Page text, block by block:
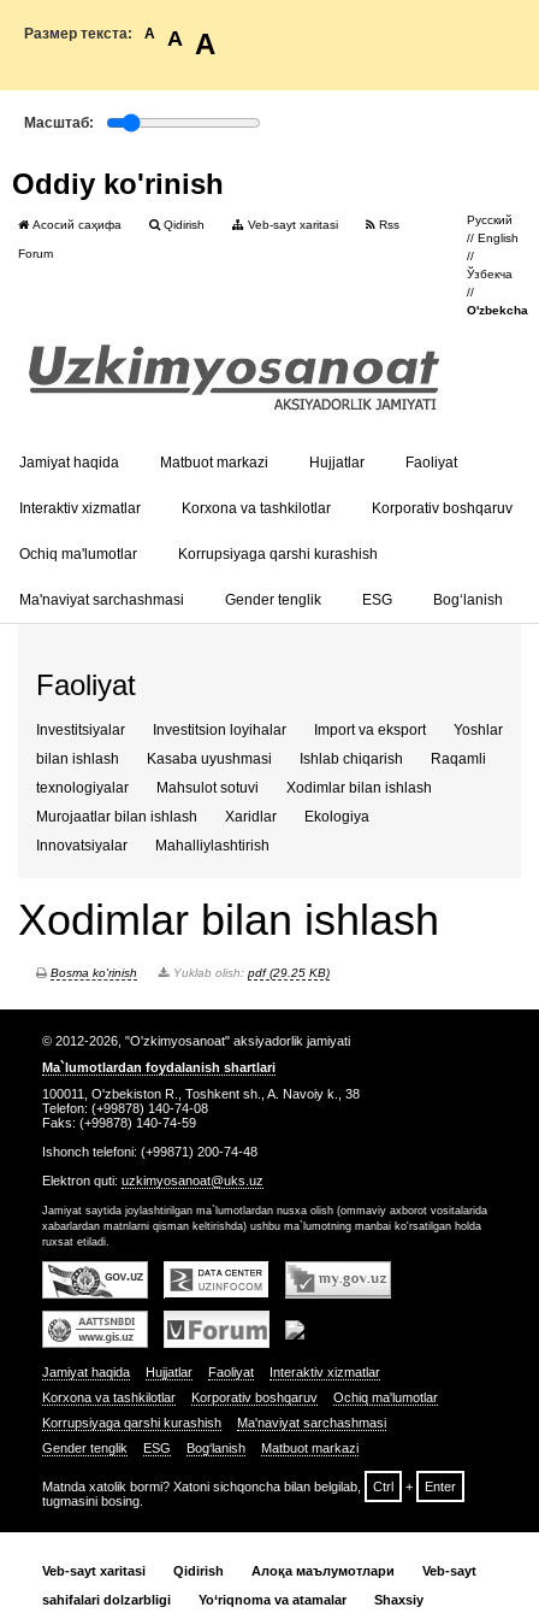
Размер текста: A A A
Масштаб:
Oddiy ko'rinish
Асосий саҳифа Qidirish Veb-sayt xaritasi Rss
Forum
Русский
//English
//
Ўзбекча
//
O'zbekcha
Jamiyat haqida Matbuot markazi Hujjatlar Faoliyat
Interaktiv xizmatlar Korxona va tashkilotlar Korporativ boshqaruv
Ochiq ma'lumotlar Korrupsiyaga qarshi kurashish
Ma'naviyat sarchashmasi Gender tenglik ESG Bog‘lanish
Faoliyat
Investitsiyalar Investitsion loyihalar Import va eksport
Yoshlar
bilan ishlash
Kasaba uyushmasi Ishlab chiqarish
Raqamli
texnologiyalar
Mahsulot sotuvi
Xodimlar bilan ishlash
Murojaatlar bilan ishlash
Xaridlar
Ekologiya
Innovatsiyalar
Mahalliylashtirish
Xodimlar bilan ishlash
Bosma ko'rinish Yuklab olish: pdf (29.25 KB)
© 2012-2026, "O'zkimyosanoat" aksiyadorlik jamiyati
Ma`lumotlardan foydalanish shartlari
100011, O'zbekiston R., Toshkent sh., A. Navoiy k., 38
Telefon: (+99878) 140-74-08
Faks: (+99878) 140-74-59
Ishonch telefoni: (+99871) 200-74-48
Elektron quti: uzkimyosanoat@uks.uz
Jamiyat saytida joylashtirilgan ma`lumotlardan nusxa olish (ommaviy axborot vositalarida
xabarlardan matnlarni qisman keltirishda) ushbu ma`lumotning manbai ko'rsatilgan holda
ruxsat etiladi.
Jamiyat haqida Hujjatlar Faoliyat
Interaktiv xizmatlar
Korxona va tashkilotlar
Korporativ boshqaruv
Ochiq ma'lumotlar
Korrupsiyaga qarshi kurashish
Ma'naviyat sarchashmasi
Gender tenglik
ESG Bog‘lanish Matbuot markazi
Matnda xatolik bormi? Xatoni sichqoncha bilan belgilab, Ctrl +
Enter
tugmasini bosing.
Veb-sayt xaritasi Qidirish Алоқа маълумотлари
Veb-sayt
sahifalari dolzarbligi
Yo‘riqnoma va atamalar Shaxsiy